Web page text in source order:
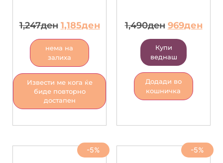
1,247ден 1,185ден
нема на
залиха
Извести ме кога ќе
биде повторно
достапен
1,490ден 969ден
Купи
веднаш
Додади во
кошничка
-5% -5%